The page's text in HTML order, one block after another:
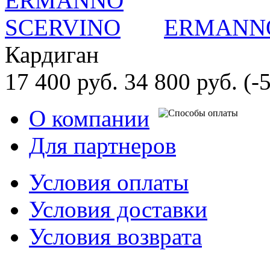
Кардиган
17 400 руб. 34 800 руб. (-
О компании
Для партнеров
Условия оплаты
Условия доставки
Условия возврата